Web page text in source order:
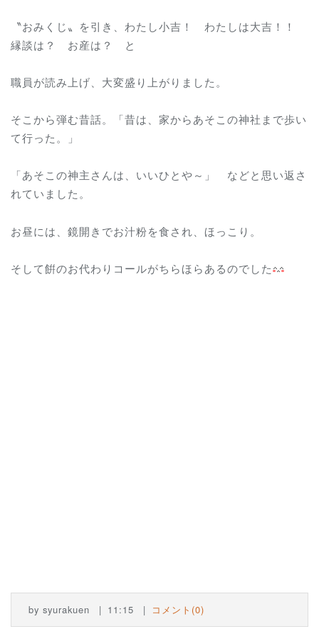
〝おみくじ〟を引き、わたし小吉！ わたしは大吉！！
縁談は？ お産は？ と
職員が読み上げ、大変盛り上がりました。
そこから弾む昔話。「昔は、家からあそこの神社まで歩い
て行った。」
「あそこの神主さんは、いいひとや～」 などと思い返さ
れていました。
お昼には、鏡開きでお汁粉を食され、ほっこり。
そして餠のお代わりコールがちらほらあるのでした
by syurakuen 11:15 コメント(0)